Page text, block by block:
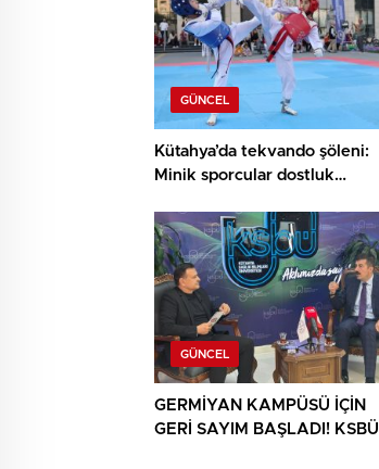
GÜNCEL
Kütahya’da tekvando şöleni:
Minik sporcular dostluk
GÜNCEL
GERMİYAN KAMPÜSÜ İÇİN
GERİ SAYIM BAŞLADI! KSBÜ